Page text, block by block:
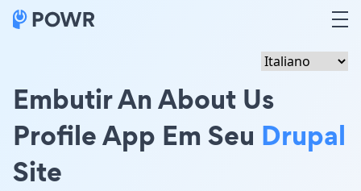
Embutir An About Us
Profile App Em Seu Drupal
Site